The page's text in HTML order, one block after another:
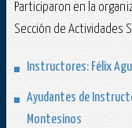
Participaron en la
Sección de Actividades
Instructores: Félix
Ayudantes de
Montesinos